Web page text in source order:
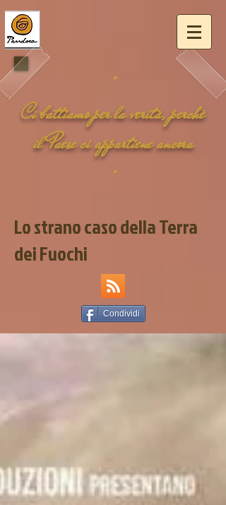
"
Ci battiamo per laverità, perchè
ilPaeseci appartiene ancora
"
Lo strano caso della Terra
dei Fuochi
Condividi